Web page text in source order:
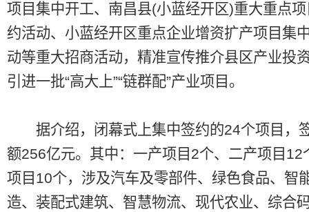
项目集中开工、南昌县(小蓝经开区)重大重点
约活动、小蓝经开区重点企业增资扩产项目集
动等重大招商活动，精准宣传推介县区产业投
引进一批“高大上”“链群配”产业项目。
据介绍，闭幕式上集中签约的24个项目，
额256亿元。其中：一产项目2个、二产项目12
项目10个，涉及汽车及零部件、绿色食品、智
造、装配式建筑、智慧物流、现代农业、综合